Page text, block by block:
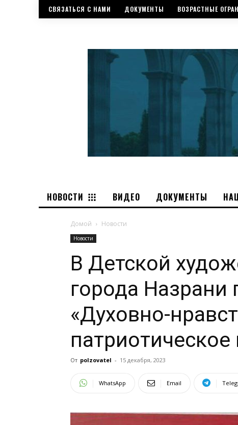
СВЯЗАТЬСЯ С НАМИ ДОКУМЕНТЫ ВОЗРАСТНЫЕ
НОВОСТИ ВИДЕО ДОКУМЕНТЫ
Домой Новости
Новости
В Детской
города
«Духовно-
От polzovatel - 15 декабря, 2023
WhatsApp Email